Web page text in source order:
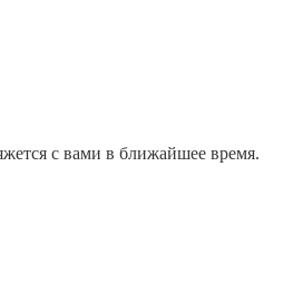
с вами в ближайшее время.